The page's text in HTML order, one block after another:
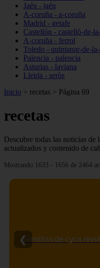
Jaén - jaén
A-coruña - a-coruña
Madrid - getafe
Castellón - castelló-de-
A-coruña - ferrol
Toledo - quintanar-de-
Palencia - palencia
Asturias - laviana
Lleida - seròs
Inicio > recetas > Página 69
recetas
Descubre todas las noticias de
actualizados y contenido de
Mostrando 1633 - 1656 de 2464
Semillas de cyca
❮